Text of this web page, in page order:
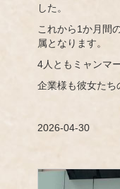
した。
これから1か月間
属となります。
4人ともミャンマ
企業様も彼女たち
2026-04-30